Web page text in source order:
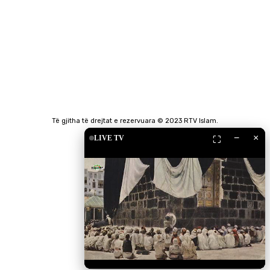
Të gjitha të drejtat e rezervuara © 2023 RTV Islam.
LIVE TV ⛶ − ×